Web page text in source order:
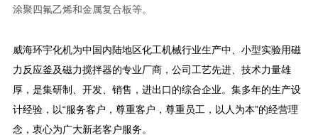
涂聚四氟乙烯和金属复合板等。
威海环宇化机为中国内陆地区化工机械行业生产中、小型实验用磁
力反应釜及磁力搅拌器的专业厂商，公司工艺先进、技术力量雄
厚，是集研制、开发、销售，进出口的综合企业。集多年的生产设
计经验，以“服务客户，尊重客户，尊重员工，以人为本”的经营理
念，衷心为广大新老客户服务。